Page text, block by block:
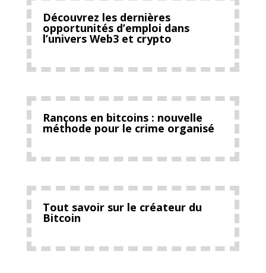
Découvrez les dernières
opportunités d’emploi dans
l’univers Web3 et crypto
Rançons en bitcoins : nouvelle
méthode pour le crime organisé
Tout savoir sur le créateur du
Bitcoin